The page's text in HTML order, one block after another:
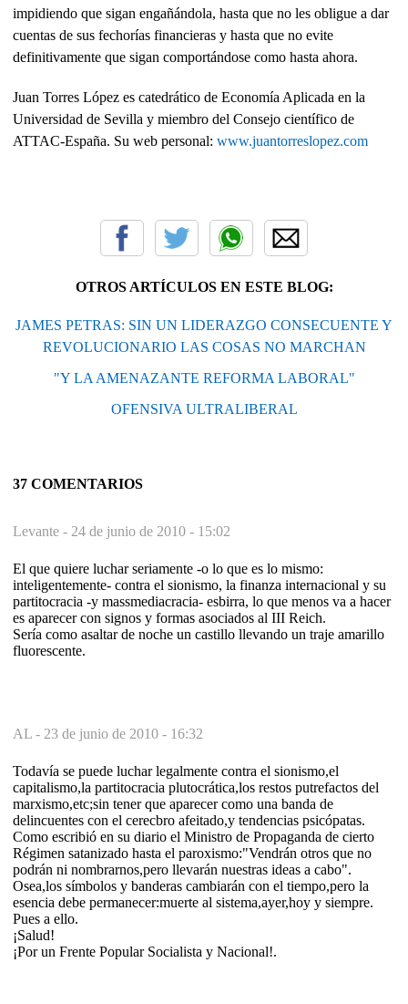
impidiendo que sigan engañándola, hasta que no les obligue a dar
cuentas de sus fechorías financieras y hasta que no evite
definitivamente que sigan comportándose como hasta ahora.
Juan Torres López es catedrático de Economía Aplicada en la
Universidad de Sevilla y miembro del Consejo científico de
ATTAC-España. Su web personal: www.juantorreslopez.com
OTROS ARTÍCULOS EN ESTE BLOG:
JAMES PETRAS: SIN UN LIDERAZGO CONSECUENTE Y
REVOLUCIONARIO LAS COSAS NO MARCHAN
"Y LA AMENAZANTE REFORMA LABORAL"
OFENSIVA ULTRALIBERAL
37 COMENTARIOS
Levante - 24 de junio de 2010 - 15:02
El que quiere luchar seriamente -o lo que es lo mismo:
inteligentemente- contra el sionismo, la finanza internacional y su
partitocracia -y massmediacracia- esbirra, lo que menos va a hacer
es aparecer con signos y formas asociados al III Reich.
Sería como asaltar de noche un castillo llevando un traje amarillo
fluorescente.
AL - 23 de junio de 2010 - 16:32
Todavía se puede luchar legalmente contra el sionismo,el
capitalismo,la partitocracia plutocrática,los restos putrefactos del
marxismo,etc;sin tener que aparecer como una banda de
delincuentes con el cerecbro afeitado,y tendencias psicópatas.
Como escribió en su diario el Ministro de Propaganda de cierto
Régimen satanizado hasta el paroxismo:"Vendrán otros que no
podrán ni nombrarnos,pero llevarán nuestras ideas a cabo".
Osea,los símbolos y banderas cambiarán con el tiempo,pero la
esencia debe permanecer:muerte al sistema,ayer,hoy y siempre.
Pues a ello.
¡Salud!
¡Por un Frente Popular Socialista y Nacional!.